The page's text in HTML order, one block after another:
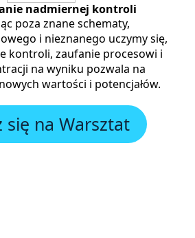
nadmiernej kontroli
poza znane schematy,
i nieznanego uczymy się,
kontroli, zaufanie procesowi i
na wyniku pozwala na
wartości i potencjałów.
się na Warsztat